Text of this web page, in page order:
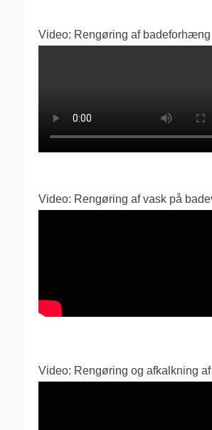
Video: Rengøring af badeforhæng
Video: Rengøring af vask på
Video: Rengøring og afkalkning af